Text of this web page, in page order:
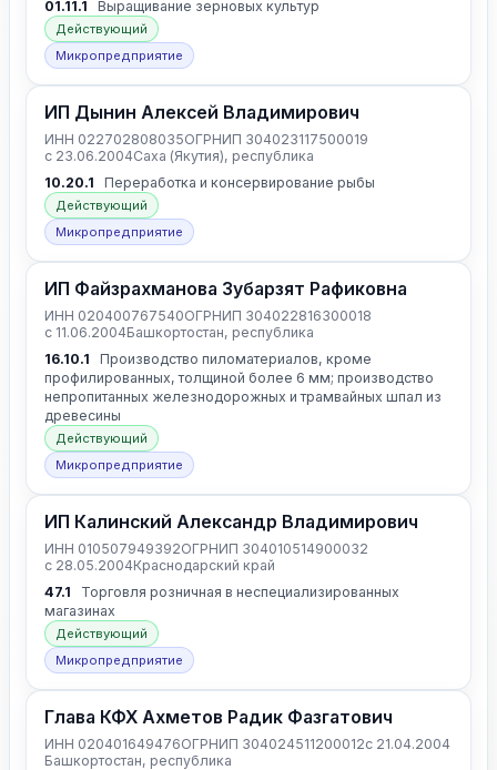
01.11.1
Выращивание зерновых культур
Действующий
Микропредприятие
ИП Дынин Алексей Владимирович
ИНН 022702808035ОГРНИП 304023117500019
с 23.06.2004Саха (Якутия), республика
10.20.1
Переработка и консервирование рыбы
Действующий
Микропредприятие
ИП Файзрахманова Зубарзят Рафиковна
ИНН 020400767540ОГРНИП 304022816300018
с 11.06.2004Башкортостан, республика
16.10.1
Производство пиломатериалов, кроме
профилированных, толщиной более 6 мм; производство
непропитанных железнодорожных и трамвайных шпал из
древесины
Действующий
Микропредприятие
ИП Калинский Александр Владимирович
ИНН 010507949392ОГРНИП 304010514900032
с 28.05.2004Краснодарский край
47.1
Торговля розничная в неспециализированных
магазинах
Действующий
Микропредприятие
Глава КФХ Ахметов Радик Фазгатович
ИНН 020401649476ОГРНИП 304024511200012с 21.04.2004
Башкортостан, республика